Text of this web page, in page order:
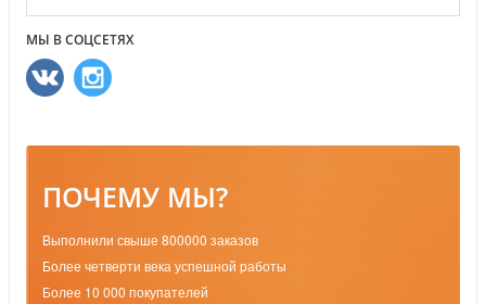
МЫ В СОЦСЕТЯХ
ПОЧЕМУ МЫ?
Выполнили свыше 800000 заказов
Более четверти века успешной работы
Более 10 000 покупателей